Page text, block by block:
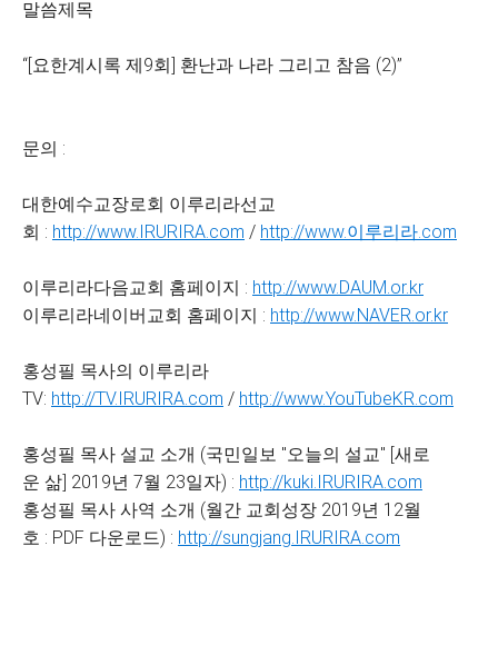
말씀제목
“[요한계시록 제9회] 환난과 나라 그리고 참음 (2)”
문의 :
대한예수교장로회 이루리라선교
회 : http://www.IRURIRA.com / http://www.이루리라.com
이루리라다음교회 홈페이지 : http://www.DAUM.or.kr
이루리라네이버교회 홈페이지 : http://www.NAVER.or.kr
홍성필 목사의 이루리라
TV: http://TV.IRURIRA.com / http://www.YouTubeKR.com
홍성필 목사 설교 소개 (국민일보 "오늘의 설교" [새로
운 삶] 2019년 7월 23일자) : http://kuki.IRURIRA.com
홍성필 목사 사역 소개 (월간 교회성장 2019년 12월
호 : PDF 다운로드) : http://sungjang.IRURIRA.com